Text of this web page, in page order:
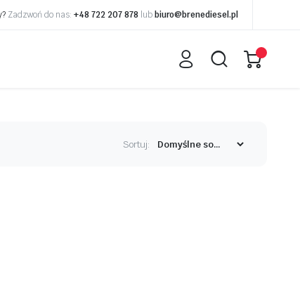
Zadzwoń do nas: +48 722 207 878 lub biuro@brenediesel.pl
Sortuj: